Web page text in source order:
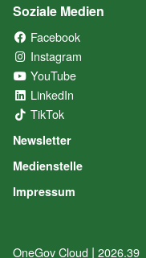
Soziale Medien
Facebook
Instagram
YouTube
LinkedIn
TikTok
Newsletter
Medienstelle
Impressum
OneGov Cloud (External
| 2026.39